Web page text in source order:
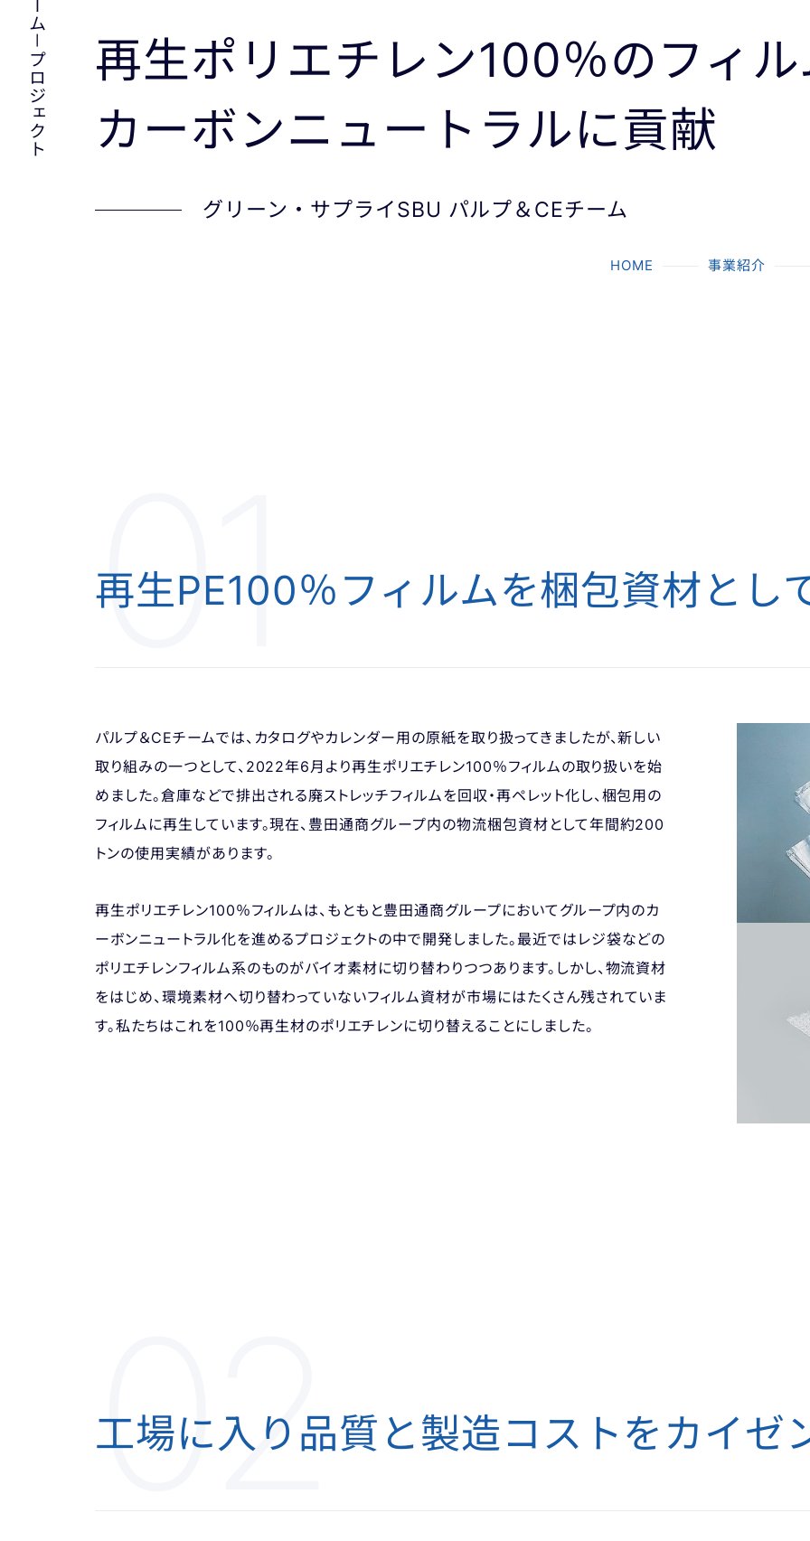
－プロジェクト 再生ポリエチレン100％のフィ
カーボンニュートラルに貢献
グリーン・サプライSBU パルプ＆CEチーム
HOME 事業紹介
01
再生PE100％フィルムを梱包資材とし
パルプ＆CEチームでは、カタログやカレンダー用の原紙を取り扱ってきましたが、新しい
取り組みの一つとして、2022年6月より再生ポリエチレン100％フィルムの取り扱いを始
めました。倉庫などで排出される廃ストレッチフィルムを回収・再ペレット化し、梱包用の
フィルムに再生しています。現在、豊田通商グループ内の物流梱包資材として年間約200
トンの使用実績があります。
再生ポリエチレン100％フィルムは、もともと豊田通商グループにおいてグループ内のカ
ーボンニュートラル化を進めるプロジェクトの中で開発しました。最近ではレジ袋などの
ポリエチレンフィルム系のものがバイオ素材に切り替わりつつあります。しかし、物流資材
をはじめ、環境素材へ切り替わっていないフィルム資材が市場にはたくさん残されていま
す。私たちはこれを100％再生材のポリエチレンに切り替えることにしました。
02
工場に入り品質と製造コストをカイゼ